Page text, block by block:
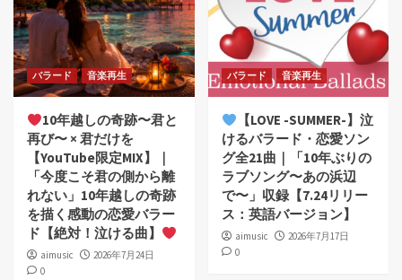
バラード 音楽再生
10年越しの奇跡〜君と
再び〜 × 君だけを
【YouTube限定MIX】｜
「今度こそ君の側から離
れない」10年越しの奇跡
を描く感動の恋愛バラー
ド【絶対！泣ける曲】
aimusic
2026年7月24日
0
バラード 音楽再生
【LOVE -SUMMER-】泣
けるバラード・恋愛ソン
グ全21曲｜「10年ぶりの
ラブソング〜あの浜辺
で〜」収録【7.24リリー
ス：英語バージョン】
aimusic
2026年7月17日
0